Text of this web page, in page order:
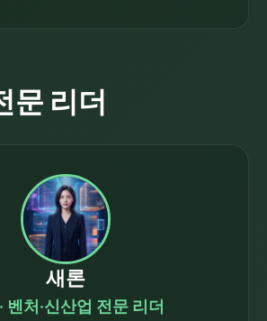
문 리더
새론
벤처·신산업 전문 리더